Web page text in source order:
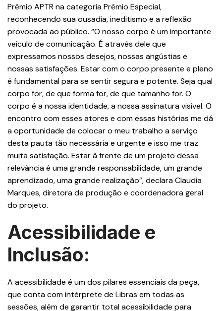
Prêmio APTR na categoria Prêmio Especial,
reconhecendo sua ousadia, ineditismo e a reflexão
provocada ao público. “O nosso corpo é um importante
veículo de comunicação. É através dele que
expressamos nossos desejos, nossas angústias e
nossas satisfações. Estar com o corpo presente e pleno
é fundamental para se sentir segura e potente. Seja qual
corpo for, de que forma for, de que tamanho for. O
corpo é a nossa identidade, a nossa assinatura visível. O
encontro com esses atores e com essas histórias me dá
a oportunidade de colocar o meu trabalho a serviço
desta pauta tão necessária e urgente e isso me traz
muita satisfação. Estar à frente de um projeto dessa
relevância é uma grande responsabilidade, um grande
aprendizado, uma grande realização”, declara Claudia
Marques, diretora de produção e coordenadora geral
do projeto.
Acessibilidade e
Inclusão:
A acessibilidade é um dos pilares essenciais da peça,
que conta com intérprete de Libras em todas as
sessões, além de garantir total acessibilidade para